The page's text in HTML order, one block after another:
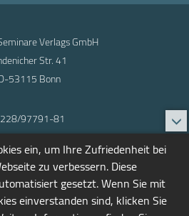
Verlags GmbH
Str. 41
53115 Bonn
97791-81
© 2001-2026
ein, um Ihre Zufriedenheit bei
zu verbessern. Diese
gesetzt. Wenn Sie mit
einverstanden sind, klicken Sie